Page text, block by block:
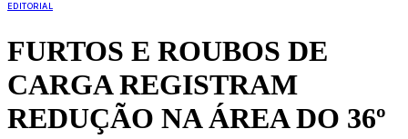
EDITORIAL
FURTOS E ROUBOS DE
CARGA REGISTRAM
REDUÇÃO NA ÁREA DO 36º